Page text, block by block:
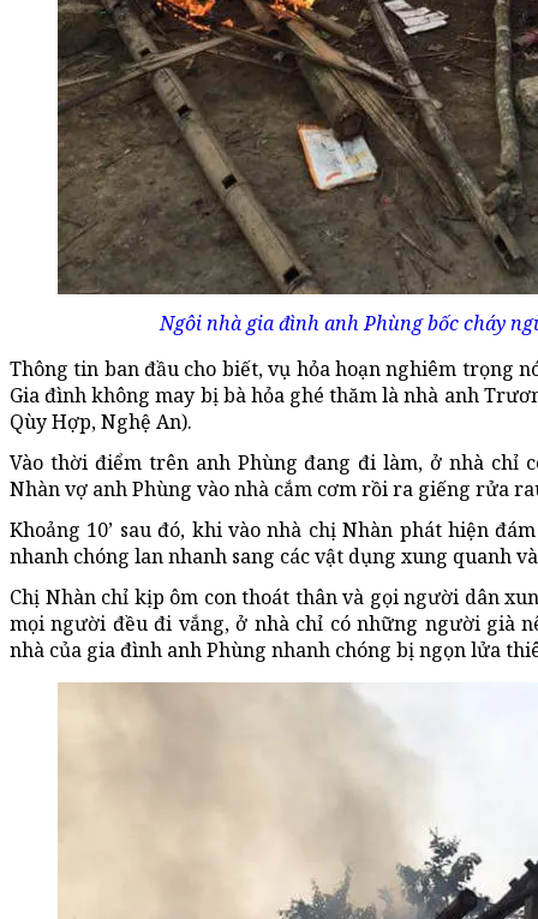
Ngôi nhà gia đình anh Phùng bốc cháy
Thông tin ban đầu cho biết, vụ hỏa hoạn nghiêm trọng
Gia đình không may bị bà hỏa ghé thăm là nhà anh
Qùy Hợp, Nghệ An).
Vào thời điểm trên anh Phùng đang đi làm, ở nhà chỉ
Nhàn vợ anh Phùng vào nhà cắm cơm rồi ra giếng rửa
Khoảng 10’ sau đó, khi vào nhà chị Nhàn phát hiện
nhanh chóng lan nhanh sang các vật dụng xung quanh
Chị Nhàn chỉ kịp ôm con thoát thân và gọi người dân
mọi người đều đi vắng, ở nhà chỉ có những người già
nhà của gia đình anh Phùng nhanh chóng bị ngọn lửa